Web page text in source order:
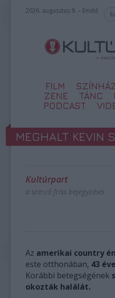
2026. augusztus 9. – Emőd
FILM
ZENE
TÁNC
PODCAST
MEGHALT KEVIN
Kultúrpart
a szerző friss bejegyzései
Az amerikai country
este otthonában, 43
Korábbi betegségének
okozták halálát.